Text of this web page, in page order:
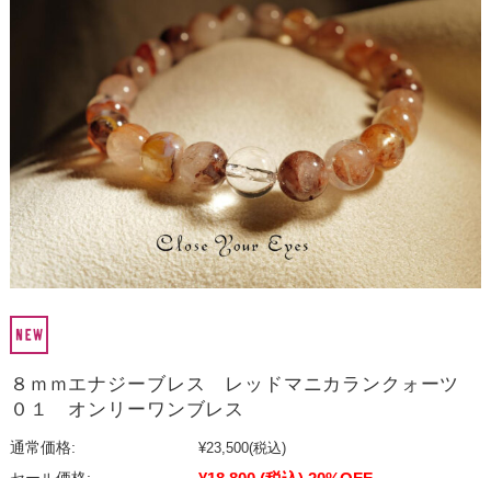
８ｍｍエナジーブレス レッドマニカランクォーツ
０１ オンリーワンブレス
通常価格: ¥23,500(税込)